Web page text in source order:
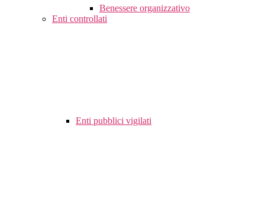
Benessere organizzativo
Enti controllati
Enti pubblici vigilati